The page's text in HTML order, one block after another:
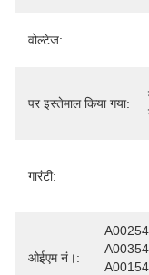
वोल्टेज:
पर इस्तेमाल किया गया:
गारंटी:
ओईएम नं।: